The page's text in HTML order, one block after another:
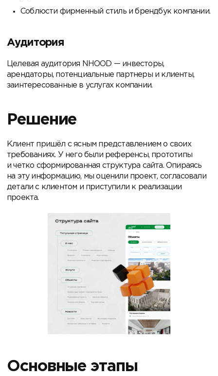
Соблюсти фирменный стиль и брендбук компании.
Аудитория
Целевая аудитория NHOOD — инвесторы,
арендаторы, потенциальные партнеры и клиенты,
заинтересованные в услугах компании.
Решение
Клиент пришёл с ясным представлением о своих
требованиях. У него были референсы, прототипы
и четко сформированная структура сайта. Опираясь
на эту информацию, мы оценили проект, согласовали
детали с клиентом и приступили к реализации
проекта.
Основные этапы